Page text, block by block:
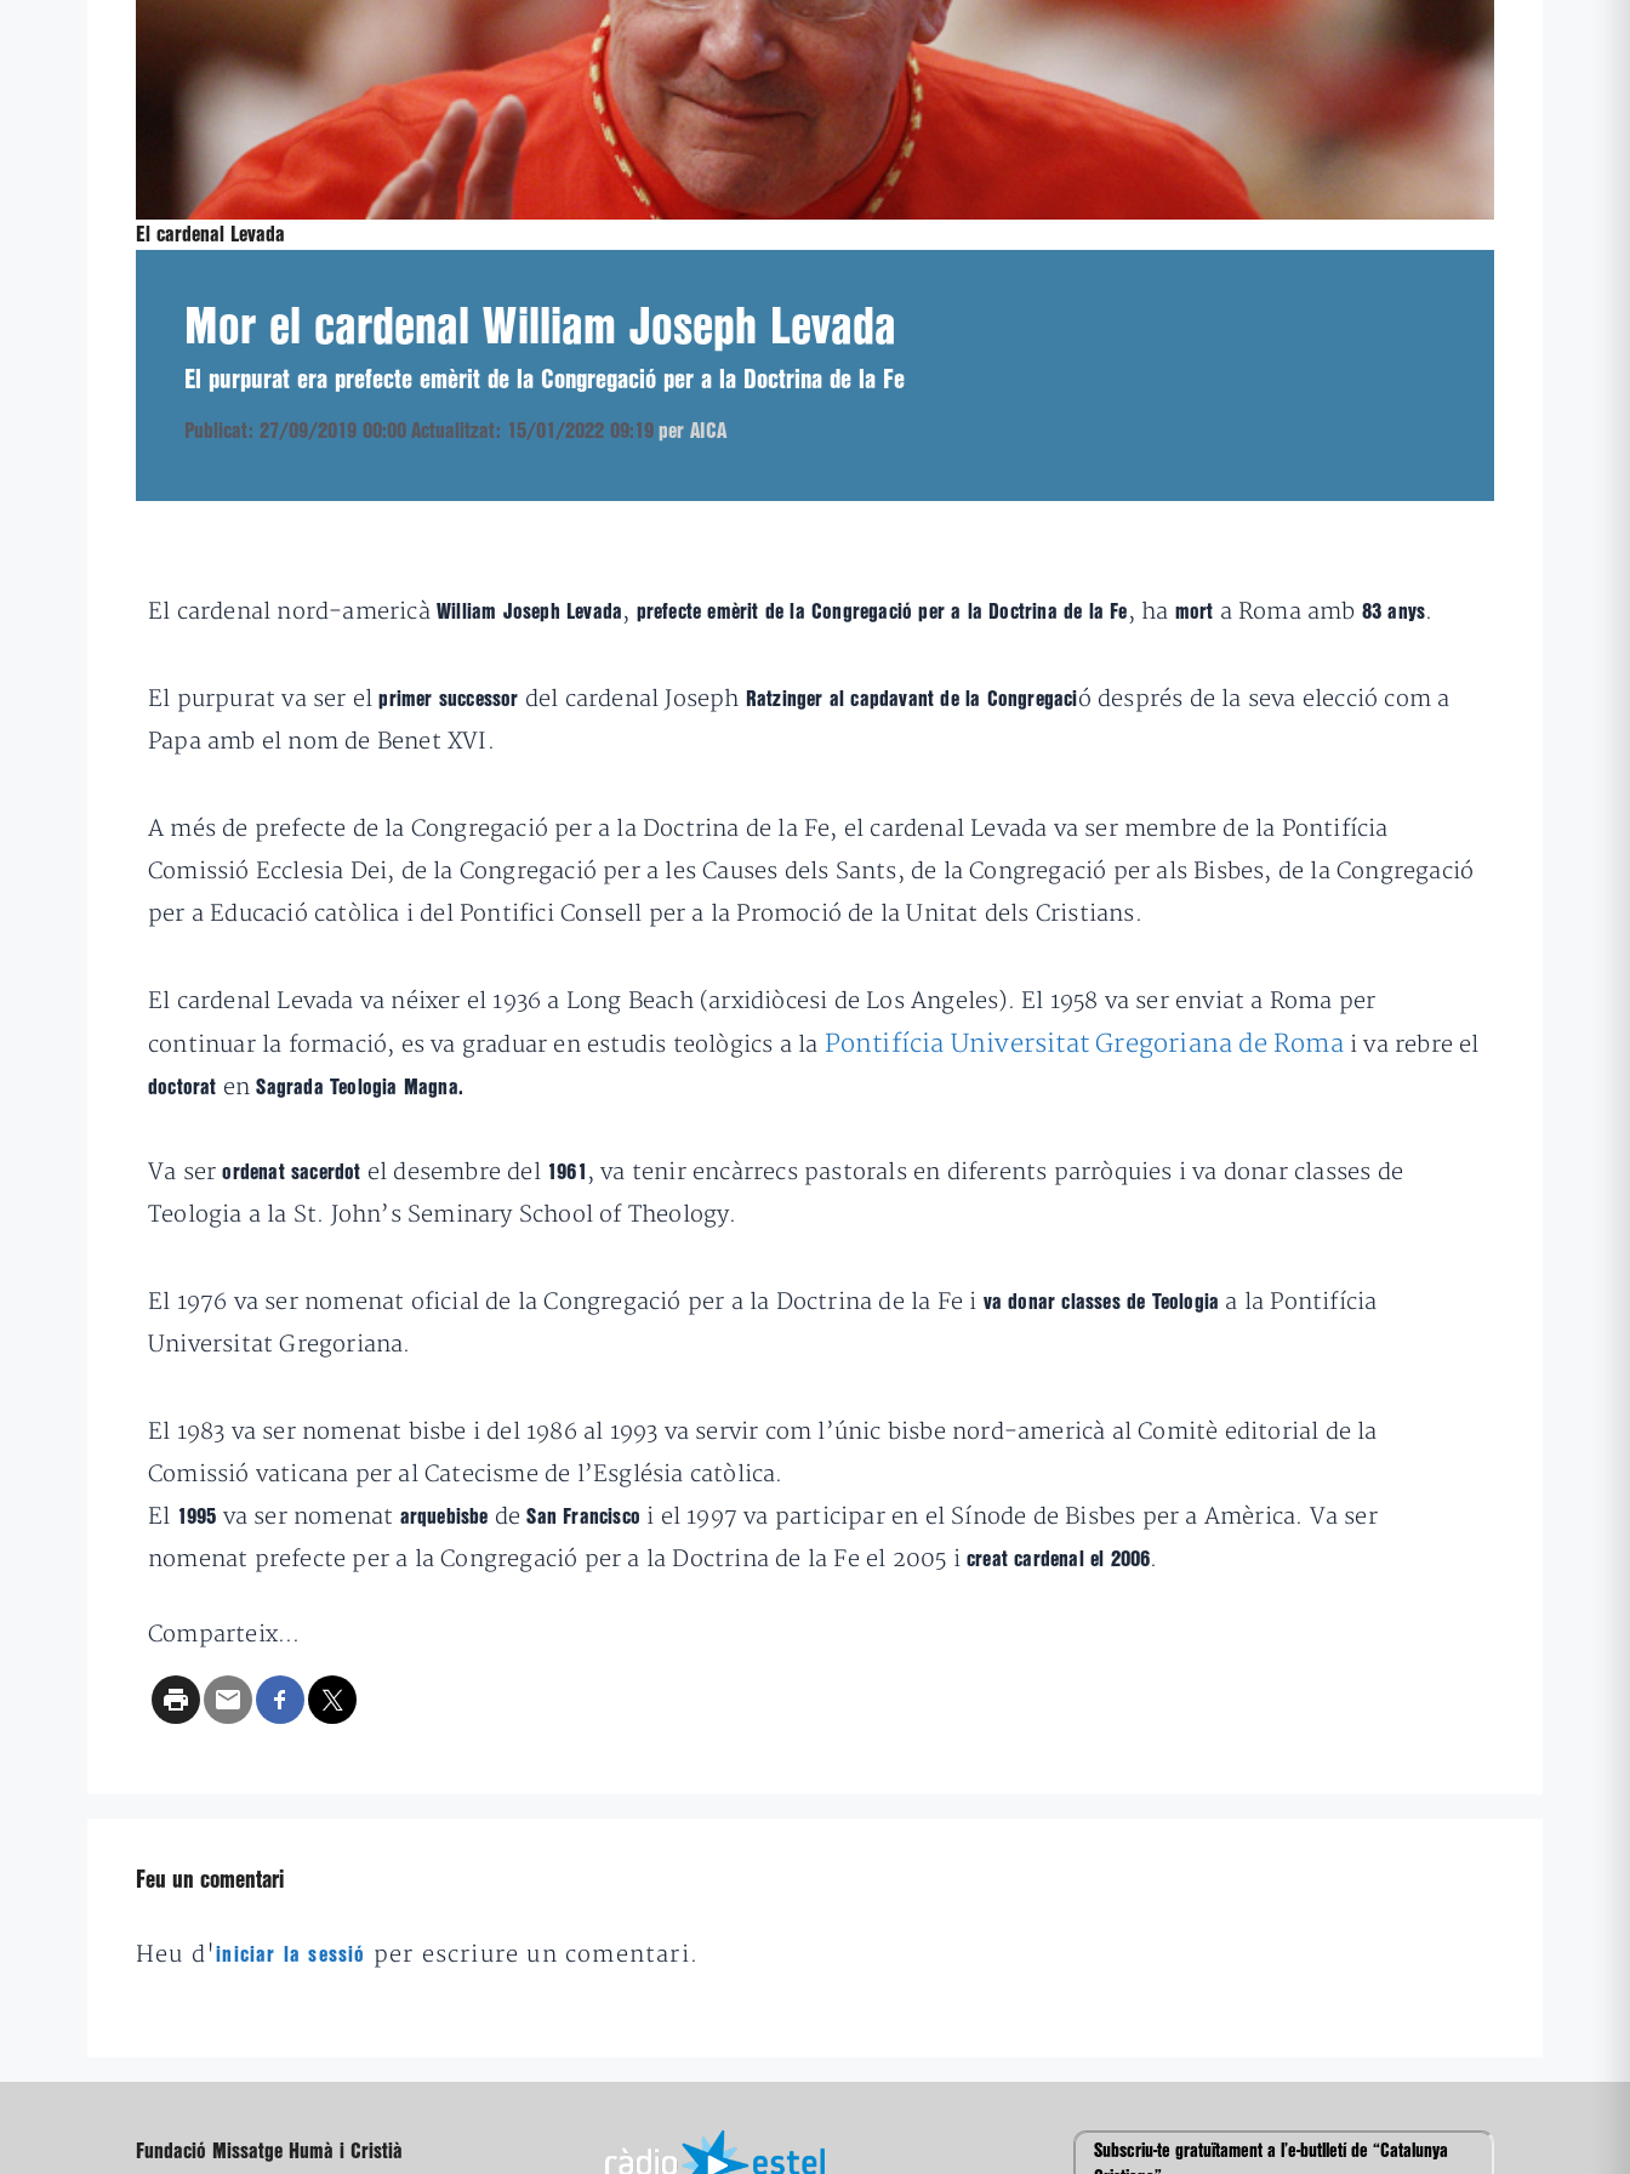
El cardenal Levada
Mor el cardenal William Joseph Levada
El purpurat era prefecte emèrit de la Congregació per a la Doctrina de la Fe
Publicat: 27/09/2019 00:00 Actualitzat: 15/01/2022 09:19 per AICA
El cardenal nord-americà William Joseph Levada , prefecte emèrit de la Congregació per a la Doctrina de la Fe , ha mort a Roma amb 83 anys.
El purpurat va ser elprimer successor del cardenal Joseph Ratzinger al capdavant de la Congregació després de la seva elecció com a
Papa amb el nom de Benet XVI.
A més de prefecte de la Congregació per a la Doctrina de la Fe, el cardenal Levada va ser membre de la Pontifícia
Comissió Ecclesia Dei, de la Congregació per a les Causes dels Sants, de la Congregació per als Bisbes, de la Congregació
per a Educació catòlica i del Pontifici Consell per a la Promoció de la Unitat dels Cristians.
El cardenal Levada va néixer el 1936 a Long Beach (arxidiòcesi de Los Angeles). El 1958 va ser enviat a Roma per
continuar la formació, es va graduar en estudis teològics a la Pontifícia Universitat Gregoriana de Romai va rebre el
doctorat enSagrada Teologia Magna.
Va serordenat sacerdot el desembre del 1961 , va tenir encàrrecs pastorals en diferents parròquies i va donar classes de
Teologia a la St. John’s Seminary School of Theology.
El 1976 va ser nomenat oficial de la Congregació per a la Doctrina de la Fe i va donar classes de Teologia a la Pontifícia
Universitat Gregoriana.
El 1983 va ser nomenat bisbe i del 1986 al 1993 va servir com l’únic bisbe nord-americà al Comitè editorial de la
Comissió vaticana per al Catecisme de l’Església catòlica.
El 1995 va ser nomenat arquebisbe deSan Francisco i el 1997 va participar en el Sínode de Bisbes per a Amèrica. Va ser
nomenat prefecte per a la Congregació per a la Doctrina de la Fe el 2005 icreat cardenal el 2006.
Comparteix...
Feu un comentari
Heu d'iniciar la sessió per escriure un comentari.
Fundació Missatge Humà i Cristià
Subscriu-te gratuïtament a l’e-butlletí de “Catalunya